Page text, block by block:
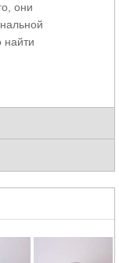
они
найти